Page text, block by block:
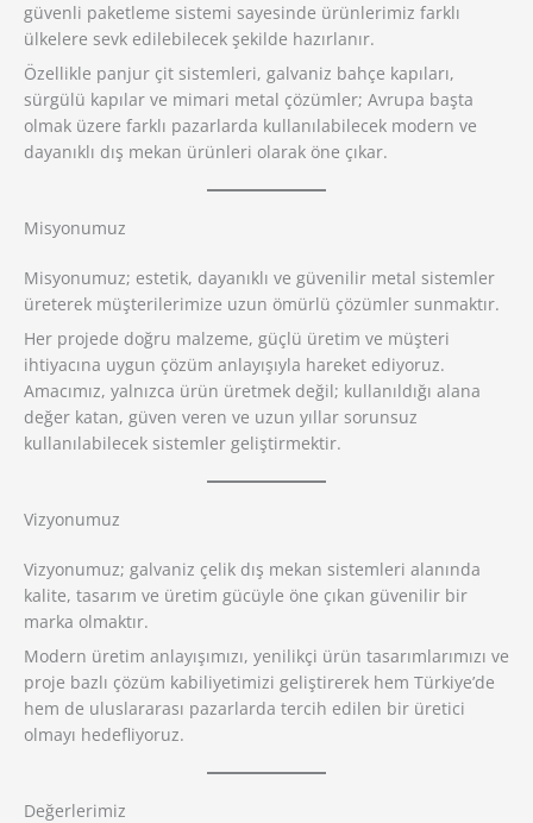
güvenli paketleme sistemi sayesinde ürünlerimiz farklı
ülkelere sevk edilebilecek şekilde hazırlanır.
Özellikle panjur çit sistemleri, galvaniz bahçe kapıları,
sürgülü kapılar ve mimari metal çözümler; Avrupa başta
olmak üzere farklı pazarlarda kullanılabilecek modern ve
dayanıklı dış mekan ürünleri olarak öne çıkar.
Misyonumuz
Misyonumuz; estetik, dayanıklı ve güvenilir metal sistemler
üreterek müşterilerimize uzun ömürlü çözümler sunmaktır.
Her projede doğru malzeme, güçlü üretim ve müşteri
ihtiyacına uygun çözüm anlayışıyla hareket ediyoruz.
Amacımız, yalnızca ürün üretmek değil; kullanıldığı alana
değer katan, güven veren ve uzun yıllar sorunsuz
kullanılabilecek sistemler geliştirmektir.
Vizyonumuz
Vizyonumuz; galvaniz çelik dış mekan sistemleri alanında
kalite, tasarım ve üretim gücüyle öne çıkan güvenilir bir
marka olmaktır.
Modern üretim anlayışımızı, yenilikçi ürün tasarımlarımızı ve
proje bazlı çözüm kabiliyetimizi geliştirerek hem Türkiye’de
hem de uluslararası pazarlarda tercih edilen bir üretici
olmayı hedefliyoruz.
Değerlerimiz